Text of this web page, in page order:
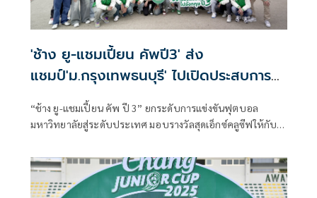
'ช้าง ยู-แชมเปี้ยน คัพปี3' ส่ง
แชมป์'ม.กรุงเทพธนบุรี' ไปเปิดประสบการณ์
“ช้าง ยู-แชมเปี้ยน คัพ ปี 3” ยกระดับการแข่งขันฟุตบอล
มหาวิทยาลัยสู่ระดับประเทศ มอบรางวัลสุดเอ็กซ์คลูซีฟให้กับ
อังกฤษ